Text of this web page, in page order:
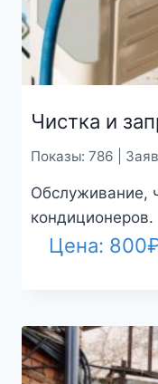
Чистка и
Показы: 786 |
Обслуживание,
кондиционеров.
Цена: 800